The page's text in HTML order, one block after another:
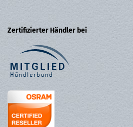
Zertifizierter Händler bei